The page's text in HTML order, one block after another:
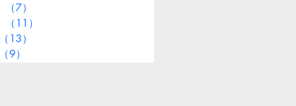
（7）
（11）
（13）
（9）